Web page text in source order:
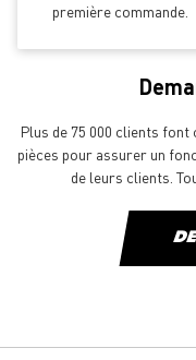
première commande.
Plus de 75 000 clients
pièces pour assurer un
de leurs clients.